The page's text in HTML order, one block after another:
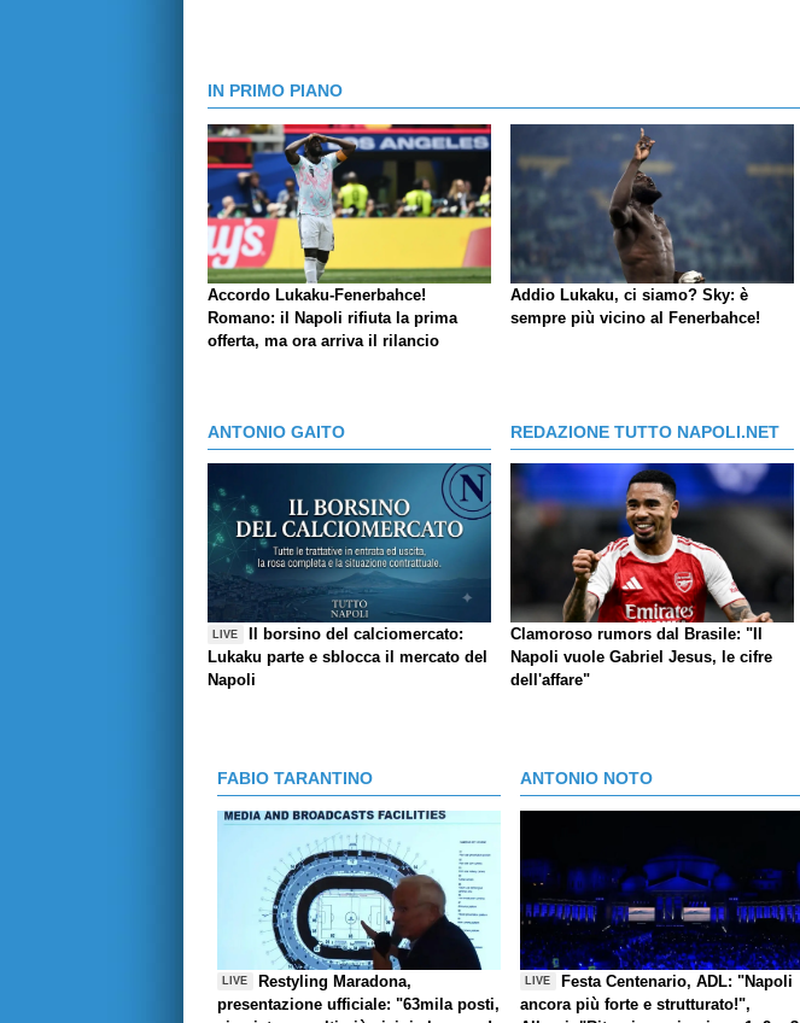
IN PRIMO PIANO
Accordo Lukaku-Fenerbahce!
Romano: il Napoli rifiuta la prima
offerta, ma ora arriva il rilancio
Addio Lukaku, ci siamo? Sky: è
sempre più vicino al Fenerbahce!
ANTONIO GAITO
LIVE
Il borsino del calciomercato:
Lukaku parte e sblocca il mercato del
Napoli
REDAZIONE TUTTO NAPOLI.NET
Clamoroso rumors dal Brasile: "Il
Napoli vuole Gabriel Jesus, le cifre
dell'affare"
FABIO TARANTINO
LIVE
Restyling Maradona,
presentazione ufficiale: "63mila posti,
ANTONIO NOTO
LIVE
Festa Centenario, ADL: "Napoli
ancora più forte e strutturato!",